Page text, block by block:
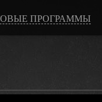
ПРОГРАММЫ